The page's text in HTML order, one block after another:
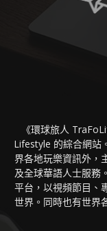
《環球旅人
Lifestyle 的綜合網站
界各地玩樂資訊外，
及全球華語人士服務
平台，以視頻節目、
世界。同時也有世界